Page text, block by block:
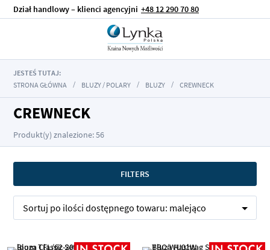
Dział handlowy – klienci agencyjni +48 12 290 70 80
JESTEŚ TUTAJ:
STRONA GŁÓWNA
BLUZY / POLARY BLUZY CREWNECK
CREWNECK
Produkt(y) znalezione: 56
FILTERS
Sortuj po ilości dostępnego towaru: malejąco